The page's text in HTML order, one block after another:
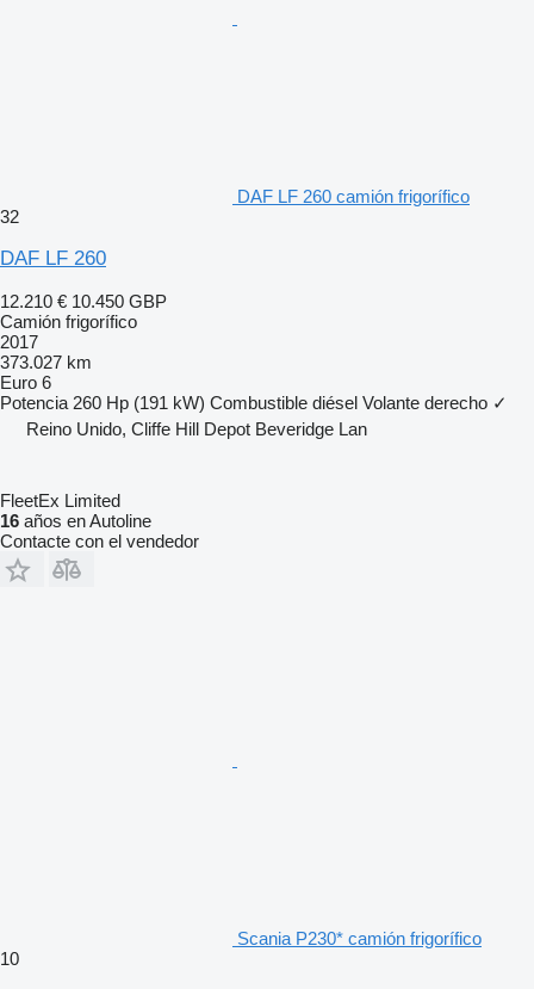
DAF LF 260 camión frigorífico
32
DAF LF 260
12.210 € 10.450 GBP
Camión frigorífico
2017
373.027 km
Euro 6
Potencia 260 Hp (191 kW) Combustible diésel Volante derecho ✓
Reino Unido, Cliffe Hill Depot Beveridge Lan
FleetEx Limited
16 años en Autoline
Contacte con el vendedor
Scania P230* camión frigorífico
10